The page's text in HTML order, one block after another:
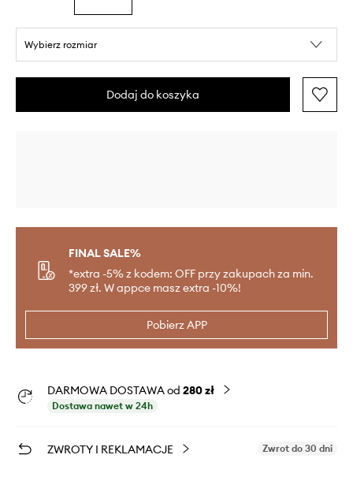
Wybierz rozmiar
Dodaj do koszyka
FINAL SALE%
*extra -5% z kodem: OFF przy zakupach za min.
399 zł. W appce masz extra -10%!
Pobierz APP
DARMOWA DOSTAWA od 280 zł
Dostawa nawet w 24h
ZWROTY I REKLAMACJE Zwrot do 30 dni